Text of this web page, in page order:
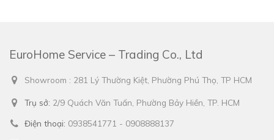
EuroHome Service – Trading Co., Ltd
Showroom : 281 Lý Thường Kiệt, Phường Phú Thọ, TP HCM
Trụ sở: 2/9 Quách Văn Tuấn, Phường Bảy Hiền, TP. HCM
Điện thoại: 0938541771 - 0908888137